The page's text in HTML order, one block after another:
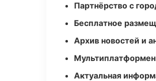
Партнёрство с
Бесплатное
Архив новостей и
Актуальная